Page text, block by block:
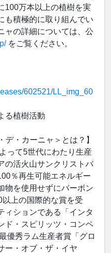
100万本以上の植樹を実
も積極的に取り組んでい
ャの詳細については、公
をご覧ください。
602521/LL_img_60
る植樹活動
デ・カーニャ＞とは？】
って5世代にわたり生産
の活火山サンクリストバ
％再生可能エネルギー
物を使用せずにバーボン
上の国際的な賞を受
ィションである「インタ
ド・スピリッツ・コンペ
優秀ラム生産者賞「グロ
ー・オブ・ザ・イヤ